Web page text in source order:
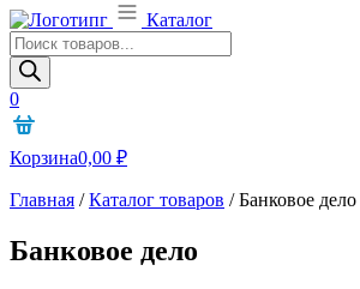
Каталог
Поиск
товаров
0
Корзина0,00 ₽
Главная /Каталог товаров /Банковое дело
Банковое дело